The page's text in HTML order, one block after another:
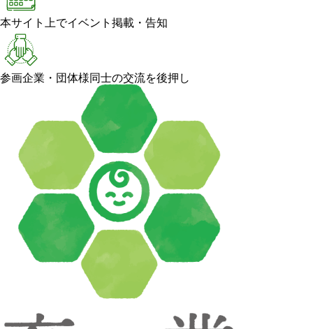
本サイト上でイベント掲載・告知
参画企業・団体様同士の交流を後押し